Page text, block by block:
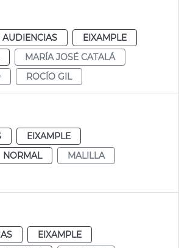
EIXAMPLE
MARÍA JOSÉ CATALÁ
ROCÍO GIL
EIXAMPLE
NORMAL
MALILLA
EIXAMPLE